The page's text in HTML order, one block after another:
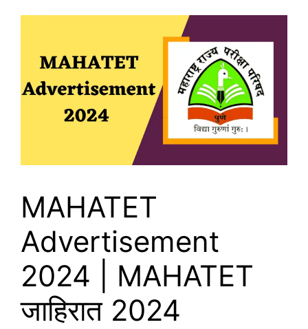
MAHATET
Advertisement
2024 | MAHATET
जाहिरात 2024